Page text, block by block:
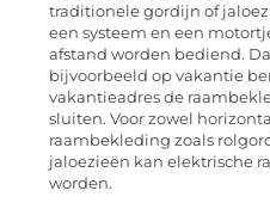
traditionele gordijn of
een systeem en een
afstand worden bediend.
bijvoorbeeld op vakantie
vakantieadres de
sluiten. Voor zowel
raambekleding zoals
jaloezieën kan elektrische
worden.